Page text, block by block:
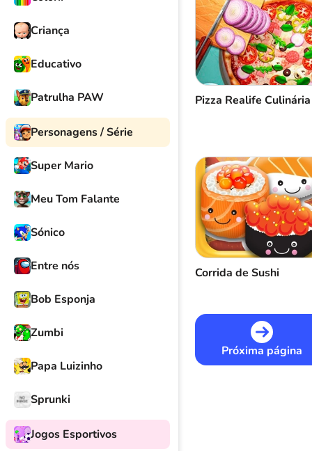
Criança
Educativo
Patrulha PAW
Personagens / Série
Super Mario
Meu Tom Falante
Sónico
Entre nós
Bob Esponja
Zumbi
Papa Luizinho
Sprunki
Jogos Esportivos
Pizza Realife Culinária
Corrida de Sushi
Próxima página